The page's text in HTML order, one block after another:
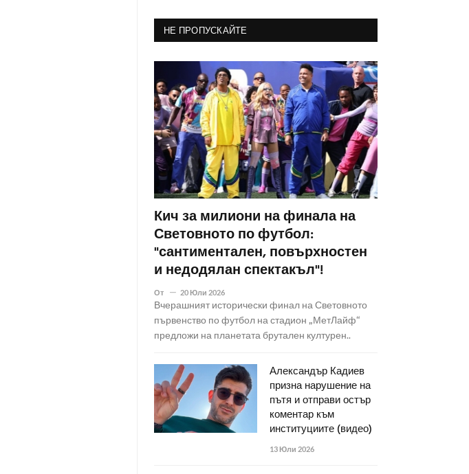
НЕ ПРОПУСКАЙТЕ
Кич за милиони на финала на
Световното по футбол:
"сантиментален, повърхностен
и недодялан спектакъл"!
От 20 Юли 2026
Вчерашният исторически финал на Световното
първенство по футбол на стадион „МетЛайф“
предложи на планетата брутален културен..
Александър Кадиев
призна нарушение на
пътя и отправи остър
коментар към
институциите (видео)
13 Юли 2026